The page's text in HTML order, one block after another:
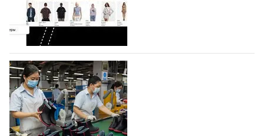
Гуанчжоу, столице моды Китая, является
профессиональной обувной компанией,
объединяющей разработку, производство и…
07.08.2026 433
На платформе Lamoda - новый раздел и
условия продвижения локальных
дизайнерских марок
Российский маркетплейс Lamoda решил обновить